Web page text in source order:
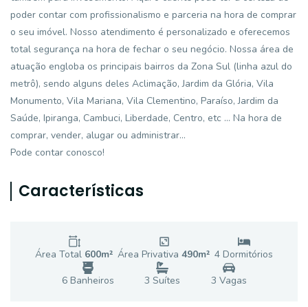
poder contar com profissionalismo e parceria na hora de comprar
o seu imóvel. Nosso atendimento é personalizado e oferecemos
total segurança na hora de fechar o seu negócio. Nossa área de
atuação engloba os principais bairros da Zona Sul (linha azul do
metrô), sendo alguns deles Aclimação, Jardim da Glória, Vila
Monumento, Vila Mariana, Vila Clementino, Paraíso, Jardim da
Saúde, Ipiranga, Cambuci, Liberdade, Centro, etc ... Na hora de
comprar, vender, alugar ou administrar...
Pode contar conosco!
Características
Área Total 600m² Área Privativa 490m² 4 Dormitórios
6Banheiros 3 Suítes 3 Vagas